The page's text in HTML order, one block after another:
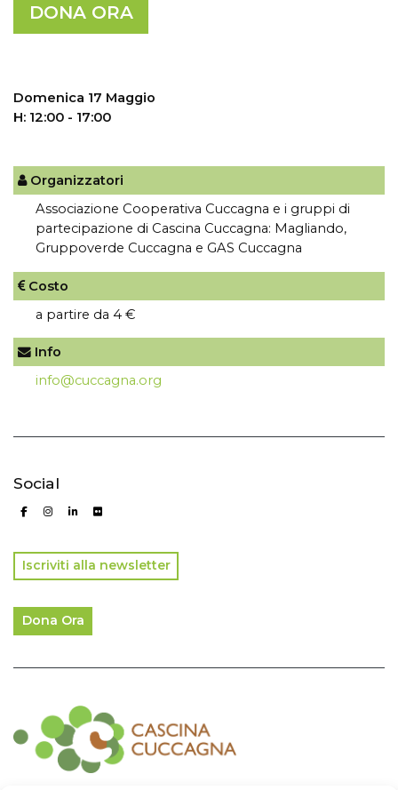
DONA ORA
Domenica 17 Maggio
H: 12:00 - 17:00
Organizzatori
Associazione Cooperativa Cuccagna e i gruppi di
partecipazione di Cascina Cuccagna: Magliando,
Gruppoverde Cuccagna e GAS Cuccagna
Costo
a partire da 4 €
Info
info@cuccagna.org
Social
Iscriviti alla newsletter
Dona Ora